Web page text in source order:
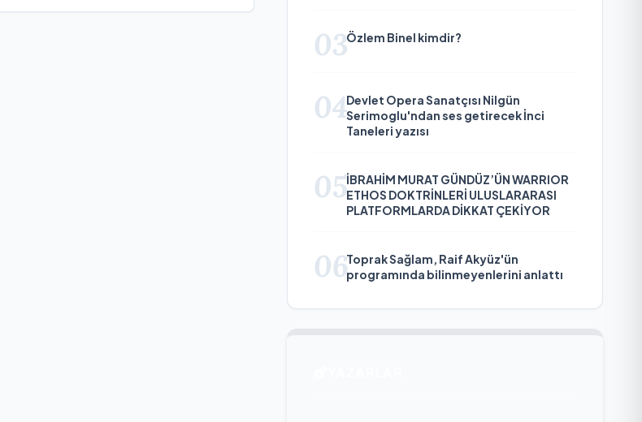
03Özlem Binel kimdir?
04Devlet Opera Sanatçısı Nilgün
Serimoglu'ndan ses getirecek İnci
Taneleri yazısı
05İBRAHİM MURAT GÜNDÜZ’ÜN WARRIOR
ETHOS DOKTRİNLERİ ULUSLARARASI
PLATFORMLARDA DİKKAT ÇEKİYOR
06Toprak Sağlam, Raif Akyüz'ün
programında bilinmeyenlerini anlattı